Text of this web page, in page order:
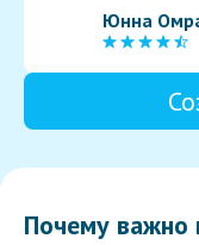
Юнна
Почему важно